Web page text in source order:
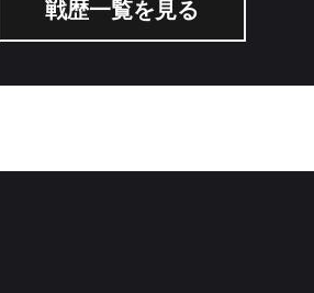
戦歴一覧を見る